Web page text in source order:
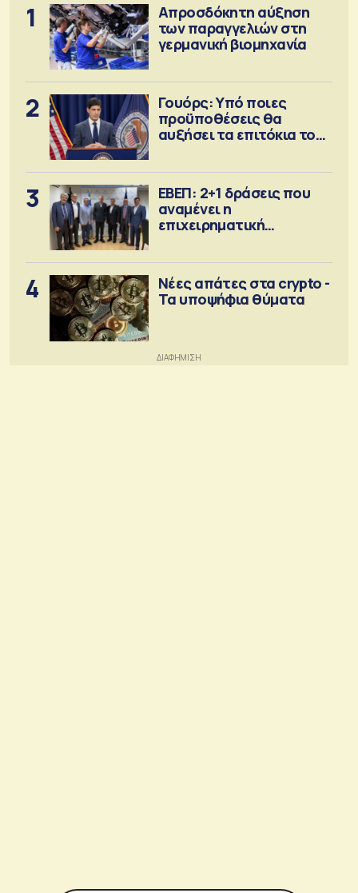
1
Απροσδόκητη αύξηση
των παραγγελιών στη
γερμανική βιομηχανία
2
Γουόρς: Υπό ποιες
προϋποθέσεις θα
αυξήσει τα επιτόκια τον
3
ΕΒΕΠ: 2+1 δράσεις που
αναμένει η
επιχειρηματική
4
Νέες απάτες στα crypto -
Τα υποψήφια θύματα